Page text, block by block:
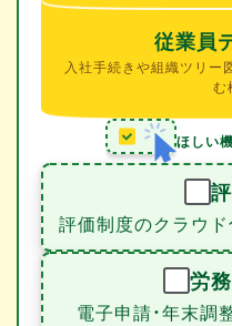
従業員
入社手続きや組織ツリー
む
ほしい
評価制度のクラウ
労
電子申請・年末調